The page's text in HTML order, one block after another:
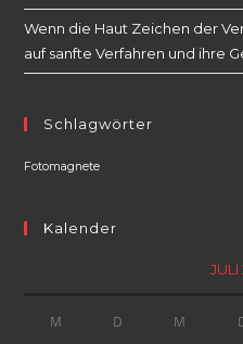
Wenn die Haut Zeichen der
auf sanfte Verfahren und ihre
Schlagwörter
Fotomagnete
Kalender
JULI
M D M